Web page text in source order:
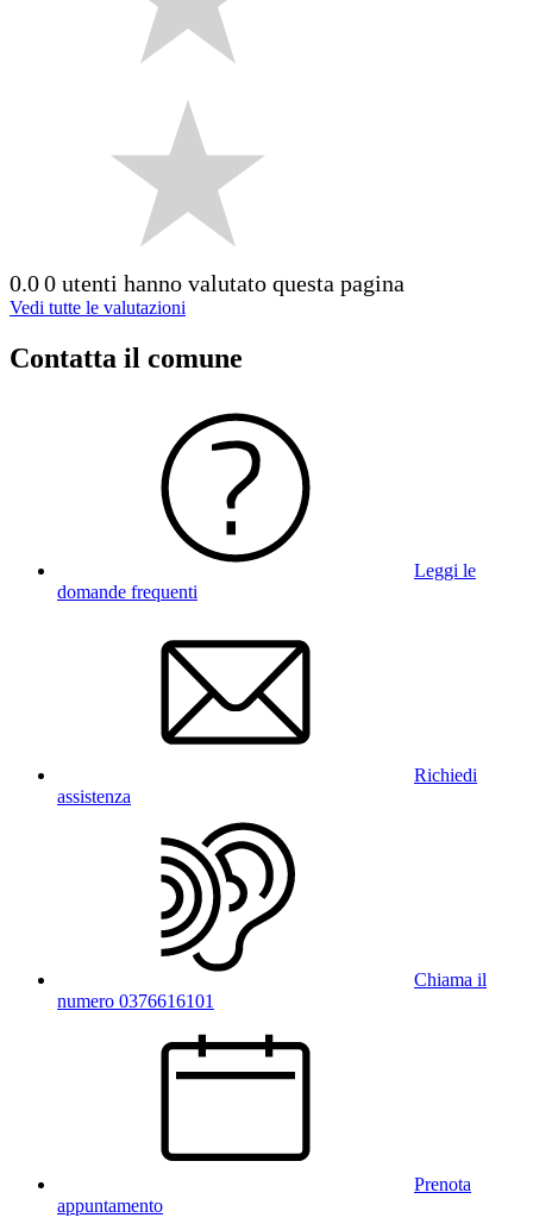
0.00 utenti hanno valutato questa pagina
Vedi tutte le valutazioni
Contatta il comune
Leggi le
domande frequenti
Richiedi
assistenza
Chiama il
numero 0376616101
Prenota
appuntamento